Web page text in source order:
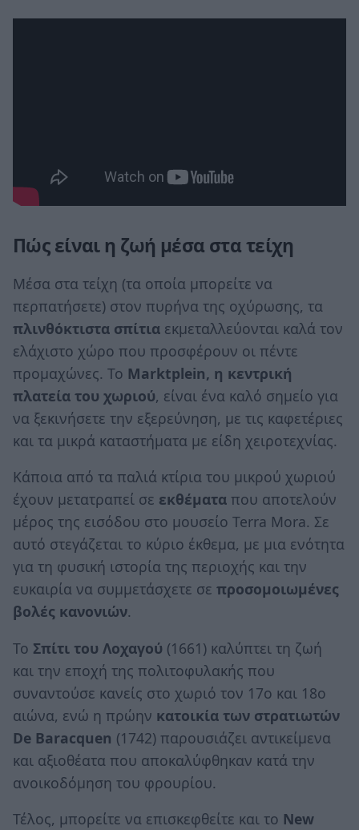
Πώς είναι η ζωή μέσα στα τείχη
Μέσα στα τείχη (τα οποία μπορείτε να
περπατήσετε) στον πυρήνα της οχύρωσης, τα
πλινθόκτιστα σπίτια εκμεταλλεύονται καλά τον
ελάχιστο χώρο που προσφέρουν οι πέντε
προμαχώνες. Το Marktplein, η κεντρική
πλατεία του χωριού, είναι ένα καλό σημείο για
να ξεκινήσετε την εξερεύνηση, με τις καφετέριες
και τα μικρά καταστήματα με είδη χειροτεχνίας.
Κάποια από τα παλιά κτίρια του μικρού χωριού
έχουν μετατραπεί σε εκθέματα που αποτελούν
μέρος της εισόδου στο μουσείο Terra Mora. Σε
αυτό στεγάζεται το κύριο έκθεμα, με μια ενότητα
για τη φυσική ιστορία της περιοχής και την
ευκαιρία να συμμετάσχετε σε προσομοιωμένες
βολές κανονιών.
Το Σπίτι του Λοχαγού (1661) καλύπτει τη ζωή
και την εποχή της πολιτοφυλακής που
συναντούσε κανείς στο χωριό τον 17ο και 18ο
αιώνα, ενώ η πρώην κατοικία των στρατιωτών
De Baracquen (1742) παρουσιάζει αντικείμενα
και αξιοθέατα που αποκαλύφθηκαν κατά την
ανοικοδόμηση του φρουρίου.
Τέλος, μπορείτε να επισκεφθείτε και το New